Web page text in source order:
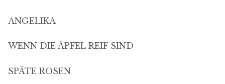
ANGELIKA
WENN DIE ÄPFEL REIF SIND
SPÄTE ROSEN